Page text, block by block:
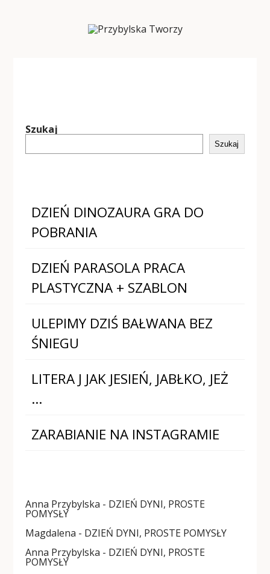
Szukaj
Szukaj
DZIEŃ DINOZAURA GRA DO
POBRANIA
DZIEŃ PARASOLA PRACA
PLASTYCZNA + SZABLON
ULEPIMY DZIŚ BAŁWANA BEZ
ŚNIEGU
LITERA J JAK JESIEŃ, JABŁKO, JEŻ
…
ZARABIANIE NA INSTAGRAMIE
Anna Przybylska - DZIEŃ DYNI, PROSTE
POMYSŁY
Magdalena - DZIEŃ DYNI, PROSTE POMYSŁY
Anna Przybylska - DZIEŃ DYNI, PROSTE
POMYSŁY